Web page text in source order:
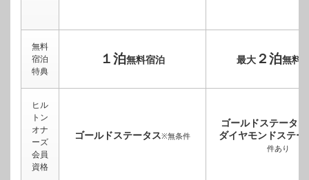
無料
宿泊
特典
１泊無料宿泊 最大２泊無料
ヒル
トン
オナ
ーズ
会員
資格
ゴールドステータス※無条件
ゴールドステータス
ダイヤモンドステー
件あり